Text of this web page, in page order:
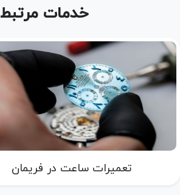
خدمات مرتبط
تعمیرات ساعت در فریمان